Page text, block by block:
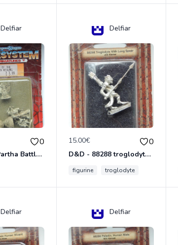
Delfiar
0
AD&D Ral Partha Battlesystem Villains/Forgotten Realms 11-955 Miniatures
Delfiar
15.00€ 0
D&D - 88288 troglodyte with long Miniature - Donjons Dragons
figurine troglodyte
Delfiar Delfiar